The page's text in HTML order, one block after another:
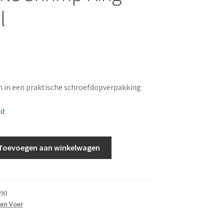
in een praktische schroefdopverpakking
aan winkelwagen
Voer